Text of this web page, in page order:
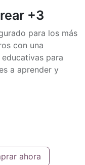
+3
para los más
con una
para
a aprender y
ahora